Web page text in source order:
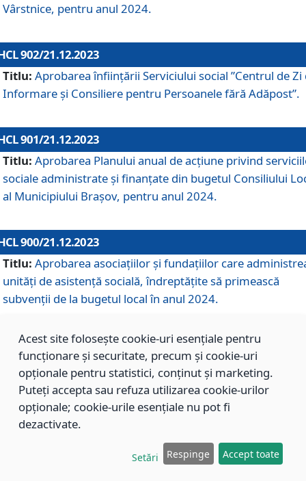
Vârstnice, pentru anul 2024.
902/21.12.2023
Titlu: Aprobarea înființării Serviciului social ”Centrul de Zi
Informare și Consiliere pentru Persoanele fără Adăpost”.
901/21.12.2023
Titlu: Aprobarea Planului anual de acțiune privind
sociale administrate și finanțate din bugetul Consiliului
al Municipiului Brașov, pentru anul 2024.
900/21.12.2023
Titlu: Aprobarea asociațiilor şi fundațiilor care
unități de asistenţă socială, îndreptăţite să primească
subvenţii de la bugetul local în anul 2024.
899/21.12.2023
Aprobarea standardelor de cost pentru serviciile
sociale furnizate în cadrul Direcției de Asistență Socială
Brașov, pentru anul 2024.
Modificarea Anexei la H.C.L. nr. 91 din 09.02.2018,
Acest site folosește cookie-uri esențiale pentru
funcționare și securitate, precum și cookie-uri
opționale pentru statistici, conținut și marketing.
Puteți accepta sau refuza utilizarea cookie-urilor
opționale; cookie-urile esențiale nu pot fi
dezactivate.
Setări Respinge Accept toate